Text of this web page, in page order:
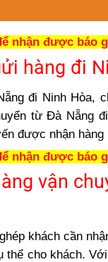
nhận được báo
hàng đi
đi Ninh Hòa,
từ Đà Nẵng
được nhận hàng
nhận được báo
vận
khách cần
thể cho khách.